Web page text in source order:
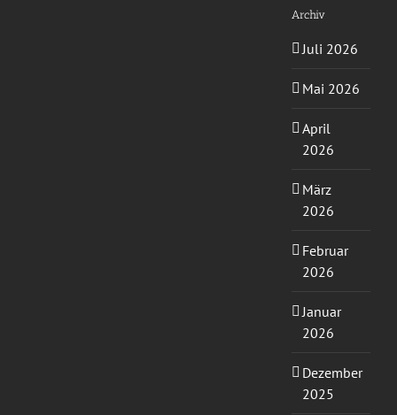
Archiv
Juli 2026
Mai 2026
April
2026
März
2026
Februar
2026
Januar
2026
Dezember
2025